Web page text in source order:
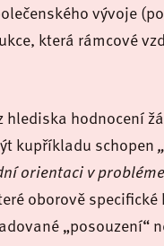
vývoje
která rámcové
hlediska hodnocení
kupříkladu schopen
orientaci v
oborově
„posouzení“